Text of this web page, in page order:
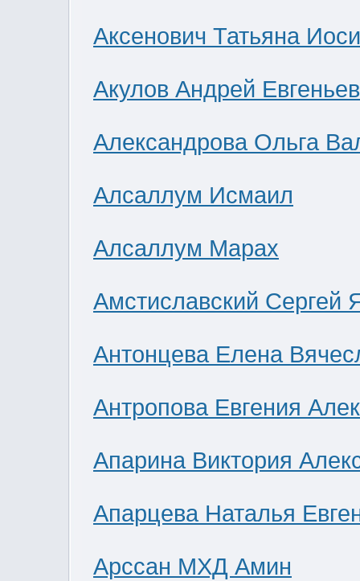
Аксенович Татьяна
Акулов Андрей
Александрова Ольга
Алсаллум Исмаил
Алсаллум Марах
Амстиславский Сергей
Антонцева Елена
Антропова Евгения
Апарина Виктория
Апарцева Наталья
Арссан МХД Амин